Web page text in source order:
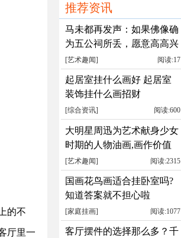
的不
厅里一
推荐资讯
马未都再发声：如果佛像确
为五公祠所丢，愿意高高兴
兴送回
[艺术趣闻] 阅读:17
起居室挂什么画好 起居室
装饰挂什么画招财
[综合资讯] 阅读:600
大明星周迅为艺术献身少女
时期的人物油画,画作价值
累计千万元
[艺术趣闻] 阅读:2315
国画花鸟画适合挂卧室吗?
知道答案就不担心啦
[家庭挂画] 阅读:1077
客厅摆件的选择那么多？千